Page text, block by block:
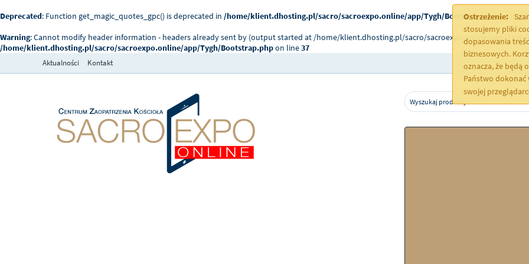
Deprecated: Function get_magic_quotes_gpc() is deprecated in /home/klient.dhosting.pl/sacro/sacroexpo.online/app/Tygh/Bootstrap.phpon line
Warning: Cannot modify header information - headers already sent by (output started at /home/klient.dhosting.pl/sacro/sacroexpo.online/app/Tygh/
/home/klient.dhosting.pl/sacro/sacroexpo.online/app/Tygh/Bootstrap.phpon line37
Ostrzeżenie:
stosujemy pliki
dopasowania
biznesowych.
oznacza, że będą
Państwo dokonać
swojej
Aktualności Kontakt